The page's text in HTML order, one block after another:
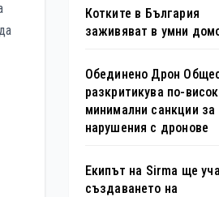
Котките в България
заживяват в умни
Обединено Дрон
разкритикува по-
минимални санкции за
нарушения с дронове
Екипът на Sirma ще
създаването на